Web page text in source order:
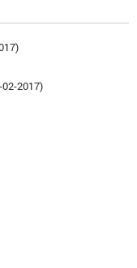
2017)